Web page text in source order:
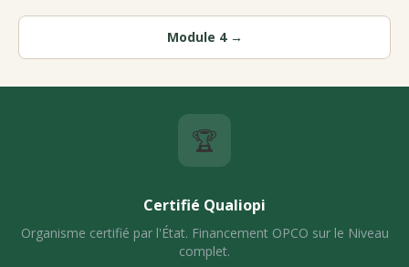
Module 4 →
🏆
Certifié Qualiopi
Organisme certifié par l'État. Financement OPCO sur le Niveau
complet.